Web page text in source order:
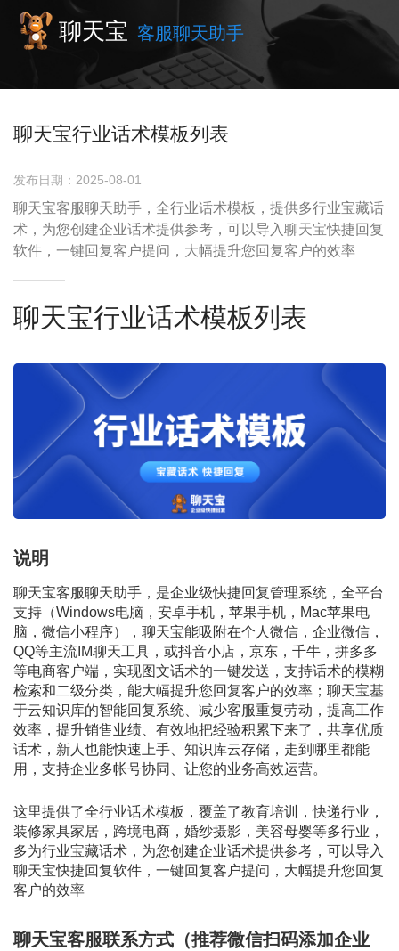
聊天宝 客服聊天助手
聊天宝行业话术模板列表
发布日期：2025-08-01
聊天宝客服聊天助手，全行业话术模板，提供多行业宝藏话
术，为您创建企业话术提供参考，可以导入聊天宝快捷回复
软件，一键回复客户提问，大幅提升您回复客户的效率
聊天宝行业话术模板列表
说明
聊天宝客服聊天助手，是企业级快捷回复管理系统，全平台
支持（Windows电脑，安卓手机，苹果手机，Mac苹果电
脑，微信小程序），聊天宝能吸附在个人微信，企业微信，
QQ等主流IM聊天工具，或抖音小店，京东，千牛，拼多多
等电商客户端，实现图文话术的一键发送，支持话术的模糊
检索和二级分类，能大幅提升您回复客户的效率；聊天宝基
于云知识库的智能回复系统、减少客服重复劳动，提高工作
效率，提升销售业绩、有效地把经验积累下来了，共享优质
话术，新人也能快速上手、知识库云存储，走到哪里都能
用，支持企业多帐号协同、让您的业务高效运营。
这里提供了全行业话术模板，覆盖了教育培训，快递行业，
装修家具家居，跨境电商，婚纱摄影，美容母婴等多行业，
多为行业宝藏话术，为您创建企业话术提供参考，可以导入
聊天宝快捷回复软件，一键回复客户提问，大幅提升您回复
客户的效率
聊天宝客服联系方式（推荐微信扫码添加企业